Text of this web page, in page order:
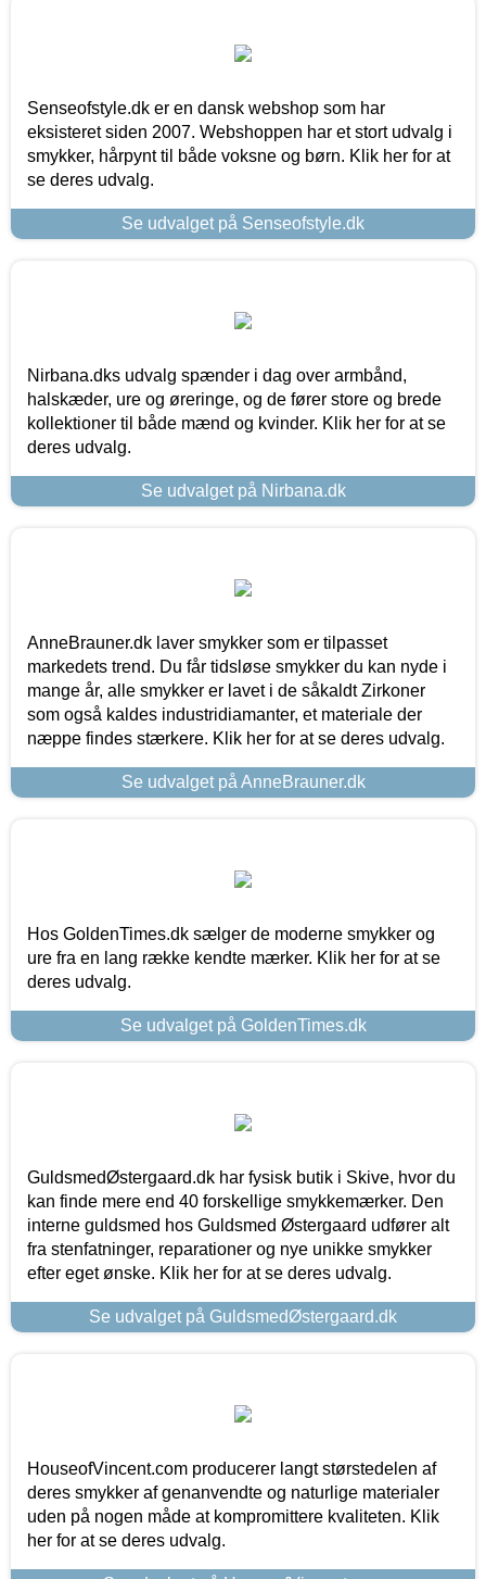
Senseofstyle.dk er en dansk webshop som har
eksisteret siden 2007. Webshoppen har et stort udvalg i
smykker, hårpynt til både voksne og børn. Klik her for at
se deres udvalg.
Se udvalget på Senseofstyle.dk
Nirbana.dks udvalg spænder i dag over armbånd,
halskæder, ure og øreringe, og de fører store og brede
kollektioner til både mænd og kvinder. Klik her for at se
deres udvalg.
Se udvalget på Nirbana.dk
AnneBrauner.dk laver smykker som er tilpasset
markedets trend. Du får tidsløse smykker du kan nyde i
mange år, alle smykker er lavet i de såkaldt Zirkoner
som også kaldes industridiamanter, et materiale der
næppe findes stærkere. Klik her for at se deres udvalg.
Se udvalget på AnneBrauner.dk
Hos GoldenTimes.dk sælger de moderne smykker og
ure fra en lang række kendte mærker. Klik her for at se
deres udvalg.
Se udvalget på GoldenTimes.dk
GuldsmedØstergaard.dk har fysisk butik i Skive, hvor du
kan finde mere end 40 forskellige smykkemærker. Den
interne guldsmed hos Guldsmed Østergaard udfører alt
fra stenfatninger, reparationer og nye unikke smykker
efter eget ønske. Klik her for at se deres udvalg.
Se udvalget på GuldsmedØstergaard.dk
HouseofVincent.com producerer langt størstedelen af
deres smykker af genanvendte og naturlige materialer
uden på nogen måde at kompromittere kvaliteten. Klik
her for at se deres udvalg.